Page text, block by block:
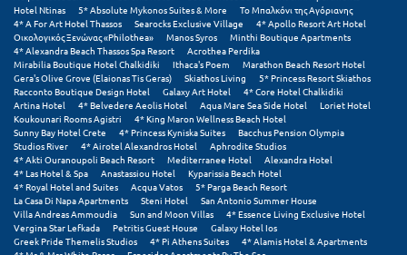
Χερσόνησος Άθως
Χίος
Χράνοι Μεσσηνίας
Ψ
Ψαθόπυργος
Hotel Ntinas
5* Absolute Mykonos Suites & More
Το Μπαλκόνι της Αγόριανης
4* A For Art Hotel Thassos
Searocks Exclusive Village
4* Apollo Resort Art Hotel
Οικολογικός Ξενώνας «Philothea»
Manos Syros
Minthi Boutique Apartments
4* Alexandra Beach Thassos Spa Resort
Acrothea Perdika
Mirabilia Boutique Hotel Chalkidiki
Ithaca's Poem
Marathon Beach Resort Hotel
Gera's Olive Grove (Elaionas Tis Geras)
Skiathos Living
5* Princess Resort Skiathos
Racconto Boutique Design Hotel
Galaxy Art Hotel
4* Core Hotel Chalkidiki
Artina Hotel
4* Belvedere Aeolis Hotel Aqua Mare Sea Side Hotel
Loriet Hotel
Koukounari Rooms Agistri
4* King Maron Wellness Beach Hotel
Sunny Bay Hotel Crete
4* Princess Kyniska Suites
Bacchus Pension Olympia
Studios River
4* Airotel Alexandros Hotel
Aphrodite Studios
4* Akti Ouranoupoli Beach Resort
Mediterranee Hotel
Alexandra Hotel
4* Las Hotel & Spa
Anastassiou Hotel
Kyparissia Beach Hotel
4* Royal Hotel and Suites
Acqua Vatos
5* Parga Beach Resort
La Casa Di Napa Apartments
Steni Hotel
San Antonio Summer House
Villa Andreas Ammoudia
Sun and Moon Villas
4* Essence Living Exclusive Hotel
Vergina Star Lefkada
Petritis Guest House
Galaxy Hotel Ios
Greek Pride Themelis Studios
4* Pi Athens Suites
4* Alamis Hotel & Apartments